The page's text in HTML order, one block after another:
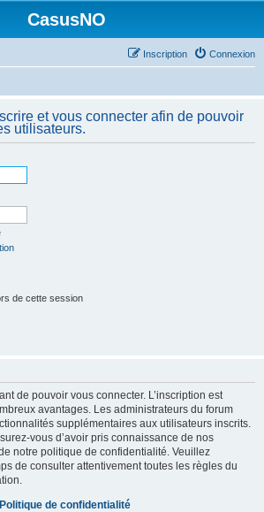
CasusNO
Connexion
Inscription
et vous connecter afin de pouvoir
utilisateurs.
de cette session
de pouvoir vous connecter. L’inscription est
avantages. Les administrateurs du forum
supplémentaires aux utilisateurs inscrits.
vous d’avoir pris connaissance de nos
notre politique de confidentialité. Veuillez
de consulter attentivement toutes les règles du
Politique de confidentialité